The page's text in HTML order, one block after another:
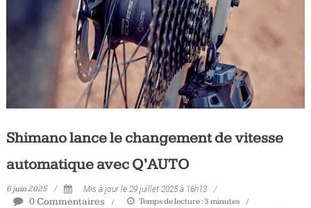
et
triathlon
Shimano lance le changement de vitesse
automatique avec Q’AUTO
6 juin 2025 Mis à jour le 29 juillet 2025 à 16h13
0 Commentaires Temps de lecture :3 minutes